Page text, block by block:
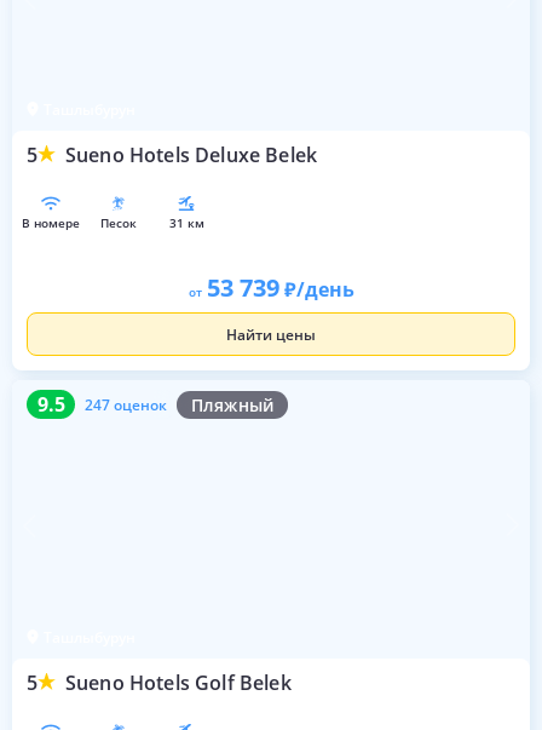
5 Sueno Hotels Deluxe Belek
в номере песок 31 км
от 53 739 /день
Найти цены
9.5 247 оценок Пляжный
5 Sueno Hotels Golf Belek
9.5 247 оценок